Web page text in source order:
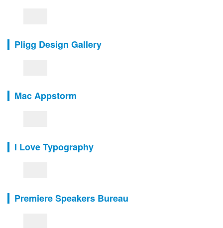
Pligg Design Gallery
Mac Appstorm
I Love Typography
Premiere Speakers Bureau